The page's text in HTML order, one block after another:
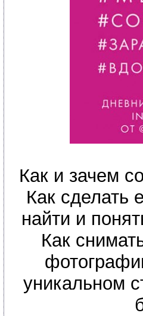
Как и зачем
Как сделать
найти и
Как
уникальном